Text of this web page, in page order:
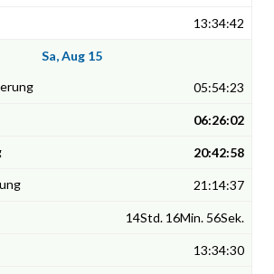
13:34:42
Sa, Aug 15
05:54:23
06:26:02
20:42:58
21:14:37
14Std. 16Min. 56Sek.
13:34:30